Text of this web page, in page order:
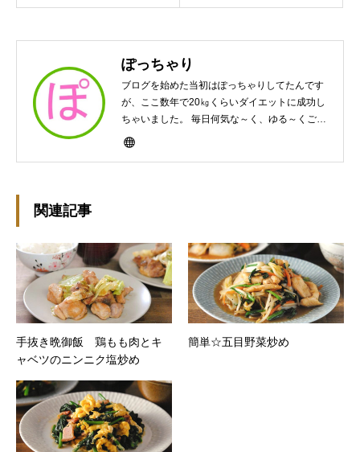
ぽっちゃり
ブログを始めた当初はぽっちゃりしてたんです
が、ここ数年で20㎏くらいダイエットに成功し
ちゃいました。 毎日何気な～く、ゆる～くご飯
作ってますんで、ゆる～い感じで見て頂けたら
関連記事
手抜き晩御飯 鶏もも肉とキ
ャベツのニンニク塩炒め
簡単☆五目野菜炒め